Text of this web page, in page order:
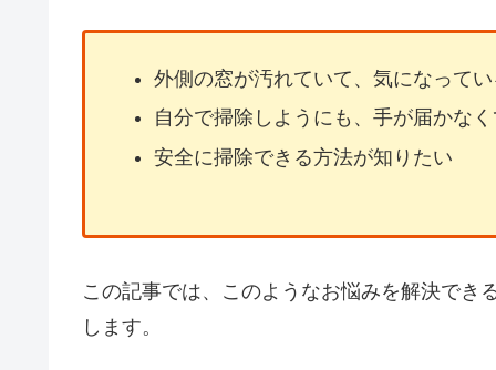
外側の窓が汚れていて、気になって
自分で掃除しようにも、手が届かな
安全に掃除できる方法が知りたい
この記事では、このようなお悩みを解決でき
します。